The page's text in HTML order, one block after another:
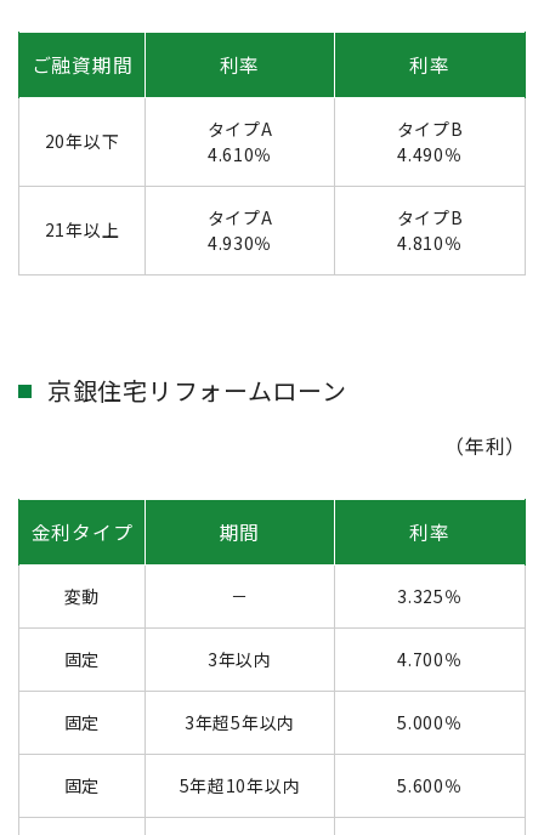
ご融資期間 利率 利率
20年以下
タイプA
4.610％
タイプB
4.490％
21年以上
タイプA
4.930％
タイプB
4.810％
京銀住宅リフォームローン
（年利）
金利タイプ 期間 利率
変動 － 3.325％
固定 3年以内 4.700％
固定 3年超5年以内 5.000％
固定 5年超10年以内 5.600％